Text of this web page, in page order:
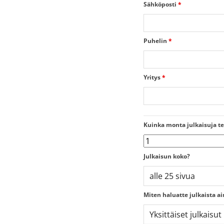
Sähköposti *
Puhelin *
Yritys*
Kuinka monta julkaisuja
Julkaisun koko?
Miten haluatte julkaista